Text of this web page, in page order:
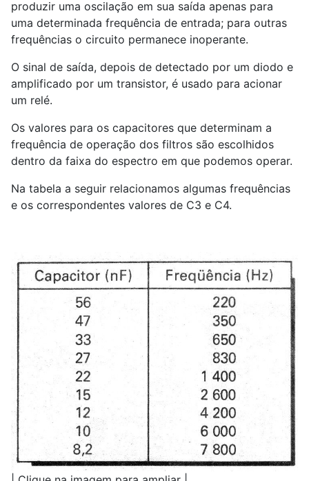
produzir uma oscilação em sua saída apenas para
uma determinada frequência de entrada; para outras
frequências o circuito permanece inoperante.
O sinal de saída, depois de detectado por um diodo e
amplificado por um transistor, é usado para acionar
um relé.
Os valores para os capacitores que determinam a
frequência de operação dos filtros são escolhidos
dentro da faixa do espectro em que podemos operar.
Na tabela a seguir relacionamos algumas frequências
e os correspondentes valores de C3 e C4.